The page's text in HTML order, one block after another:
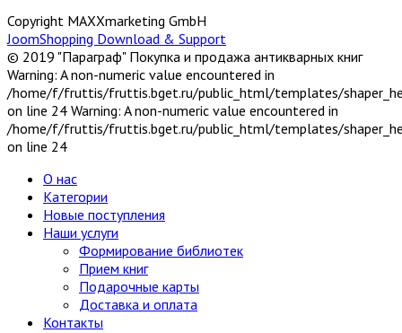
Copyright MAXXmarketing GmbH
JoomShopping Download & Support
© 2019 "Параграф" Покупка и продажа антикварных книг
Warning: A non-numeric value encountered in
/home/f/fruttis/fruttis.bget.ru/public_html/templates/
on line 24 Warning: A non-numeric value encountered in
/home/f/fruttis/fruttis.bget.ru/public_html/templates/
on line 24
О нас
Категории
Новые поступления
Наши услуги
Формирование библиотек
Прием книг
Подарочные карты
Доставка и оплата
Контакты